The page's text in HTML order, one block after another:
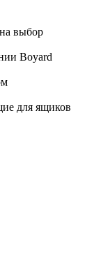
выбор
Boyard
для ящиков